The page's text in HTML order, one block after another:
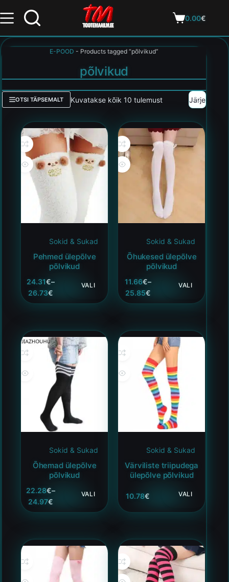
0.00€
E-POOD - Products tagged “põlvikud”
põlvikud
OTSI TÄPSEMALT Kuvatakse kõik 10 tulemust
Sokid & Sukad
Pehmed ülepõlve
põlvikud
24.31€–
26.73€
VALI
Sokid & Sukad
Õhukesed ülepõlve
põlvikud
11.66€–
25.85€
VALI
Sokid & Sukad
Õhemad ülepõlve
põlvikud
22.28€–
24.97€
VALI
Sokid & Sukad
Värviliste triipudega
ülepõlve põlvikud
10.78€ VALI